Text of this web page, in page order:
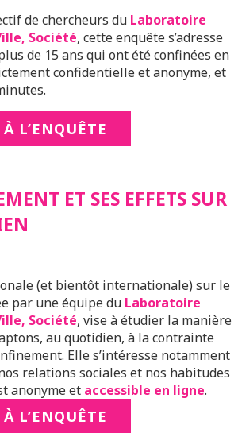
de chercheurs du Laboratoire
Société, cette enquête s’adresse
de 15 ans qui ont été confinées en
confidentielle et anonyme, et
L’ENQUÊTE
ET SES EFFETS SUR
(et bientôt internationale) sur le
par une équipe du Laboratoire
Société, vise à étudier la manière
au quotidien, à la contrainte
Elle s’intéresse notamment
relations sociales et nos habitudes
anonyme et accessible en ligne.
L’ENQUÊTE